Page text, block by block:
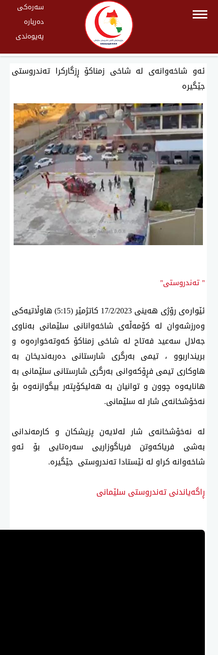
سەرەکی
دەربارە
پەیوەندی
ئەو شاخەوانەی لە شاخی زمناكۆ ڕزگاركرا تەندروستی
جێگیرە
" تەندروستی"
ئێوارەی رۆژی هەینی 17/2/2023 كاتژمێر (5:15) هاوڵاتیەكی
وەرزشەوان لە كۆمەڵەی شاخەوانانی سلێمانی بەناوی
جەلال سەعید فەتاح لە شاخی زمناكۆ كەوتەخوارەوە و
برینداربوو ، تیمی بەرگری شارستانی دەربەندیخان بە
هاوكاری تیمی فڕۆكەوانی بەرگری شارستانی سلێمانی بە
هانایەوە چوون و توانیان بە هەلیكۆپتەر بیگوازنەوە بۆ
نەخۆشخانەی شار لە سلێمانی.
لە نەخۆشخانەی شار لەلایەن پزیشكان و كارمەندانی
بەشی فریاكەوتن فریاگوزاریی سەرەتایی بۆ ئەو
شاخەوانە كراو لە ئێستادا تەندروستی جێگیرە.
ڕاگەیاندنی تەندروستی سلێمانی